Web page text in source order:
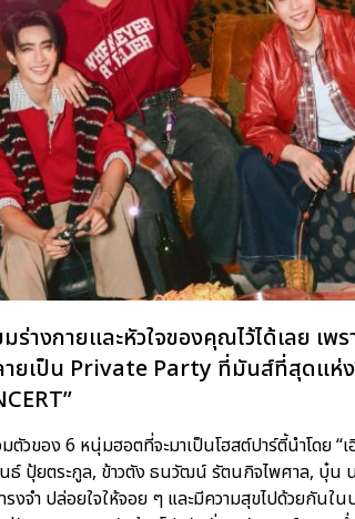
มร่างกายและหัวใจของคุณไว้ได้เลย เ
ายเป็น Private Party ที่มันส์ที่สุดแห่ง
มตัวของ 6 หนุ่มฮอตที่จะมาเป็นโฮสต์ปาร์ตี้นำโด
ปุ้ยตระกูล, ข้าวตัง ธนวัฒน์ รัตนกิจไพศาล, บุ๋น
รงจำ ปล่อยใจให้จอย ๆ และมีความสุขไปด้วยกัน